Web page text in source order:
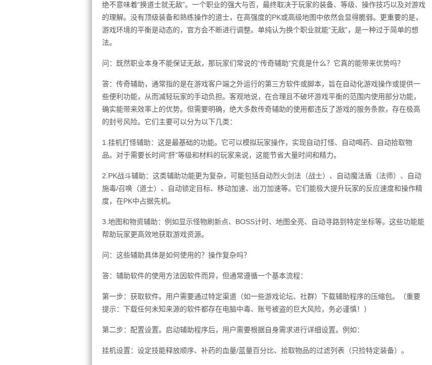
绝不意味着“换道士就无敌”。一个职业的强大与否，最终取决于玩家的装备、等级、操作技巧以及对游戏
的理解。没有顶级装备和熟练操作的道士，在高强度的PK或高级地图中依然会显得脆弱。更重要的是，
游戏环境的平衡是动态的，官方会不断进行调整。单纯认为换个职业就能“无敌”，是一种过于简单的想
法。
问：既然职业本身不能保证无敌，那玩家们常说的“传奇辅助”究竟是什么？它真的能带来优势吗？
答：传奇辅助，通常指的是在游戏客户端之外运行的第三方软件或脚本，旨在自动化游戏操作或提供一
些便利功能，从而减轻玩家的手动负担。客观地说，在合理且不破坏游戏平衡的范围内使用部分功能，
确实能带来效率上的优势。但需要明确，绝大多数传奇辅助的使用都违反了游戏的服务条款，存在极高
的封号风险。它们主要可以分为以下几类：
1.挂机打怪辅助：这是最基础的功能。它可以模拟玩家操作，实现自动打怪、自动喝药、自动拾取物
品。对于需要长时间“肝”等级和材料的玩家来说，这能节省大量时间和精力。
2.PK战斗辅助：这类辅助功能更为复杂，可能包括自动烈火剑法（战士）、自动魔法盾（法师）、自动
施毒/召唤（道士）、自动锁定目标、移动加速、出刀加速等。它们能极大提升玩家的反应速度和操作精
度，在PK中占据先机。
3.地图和物资辅助：例如显示怪物刷新点、BOSS计时、地图全亮、自动寻路到特定坐标等。这些功能能
帮助玩家更高效地获取游戏资源。
问：这些辅助具体是如何使用的？操作复杂吗？
答：辅助软件的使用方法因软件而异，但通常遵循一个基本流程：
第一步：获取软件。用户需要通过特定渠道（如一些游戏论坛、社群）下载辅助程序的压缩包。（重要
提示：下载任何未知来源的软件都存在电脑中毒、账号被盗的巨大风险，务必谨慎！）
第二步：配置设置。启动辅助程序后，用户需要根据自身需求进行详细设置。例如：
挂机设置：设定技能释放顺序、补药的血量/蓝量百分比、拾取物品的过滤列表（只捡特定装备）。